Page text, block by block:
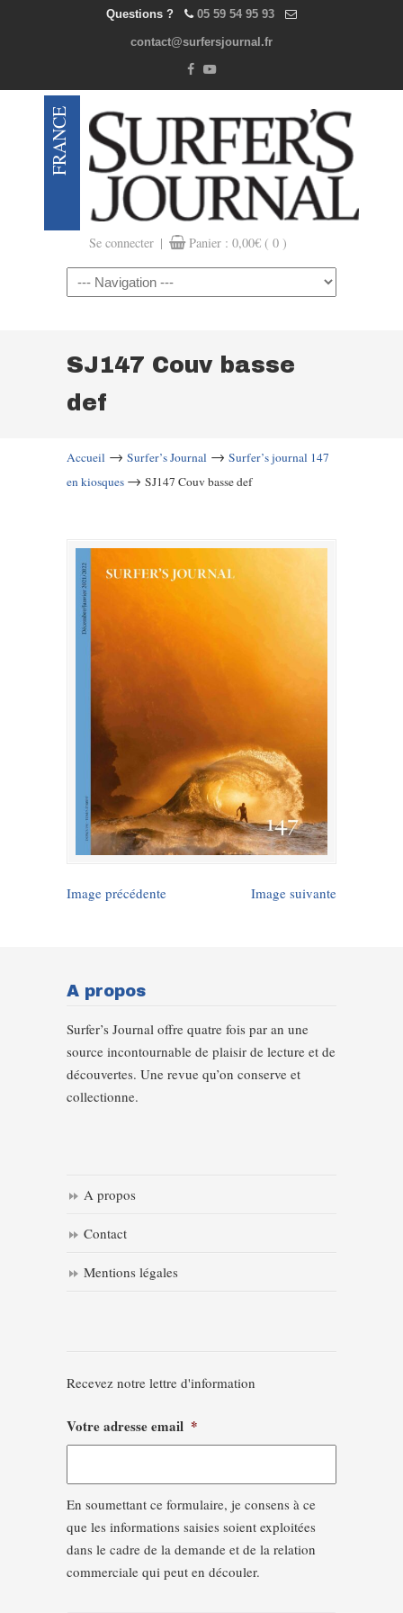
Questions ? 05 59 54 95 93
contact@surfersjournal.fr
Se connecter | Panier : 0,00€ ( 0 )
Navigation
SJ147 Couv basse
def
Accueil → Surfer’s Journal → Surfer’s journal 147
en kiosques → SJ147 Couv basse def
Image précédente Image suivante
A propos
Surfer’s Journal offre quatre fois par an une
source incontournable de plaisir de lecture et de
découvertes. Une revue qu’on conserve et
collectionne.
A propos
Contact
Mentions légales
Recevez notre lettre d'information
Votre adresse email *
En soumettant ce formulaire, je consens à ce
que les informations saisies soient exploitées
dans le cadre de la demande et de la relation
commerciale qui peut en découler.